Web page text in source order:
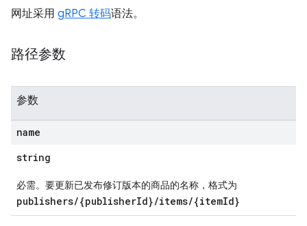
网址采用 gRPC 转码语法。
路径参数
参数
name
string
必需。要更新已发布修订版本的商品的名称，格式为
publishers/{publisherId}/items/{itemId}